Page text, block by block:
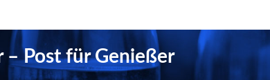
Post für Genießer